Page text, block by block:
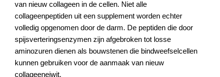
van nieuw collageen in de cellen. Niet alle
collageenpeptiden uit een supplement worden echter
volledig opgenomen door de darm. De peptiden die door
spijsverteringsenzymen zijn afgebroken tot losse
aminozuren dienen als bouwstenen die bindweefselcellen
kunnen gebruiken voor de aanmaak van nieuw
collageeneiwit.